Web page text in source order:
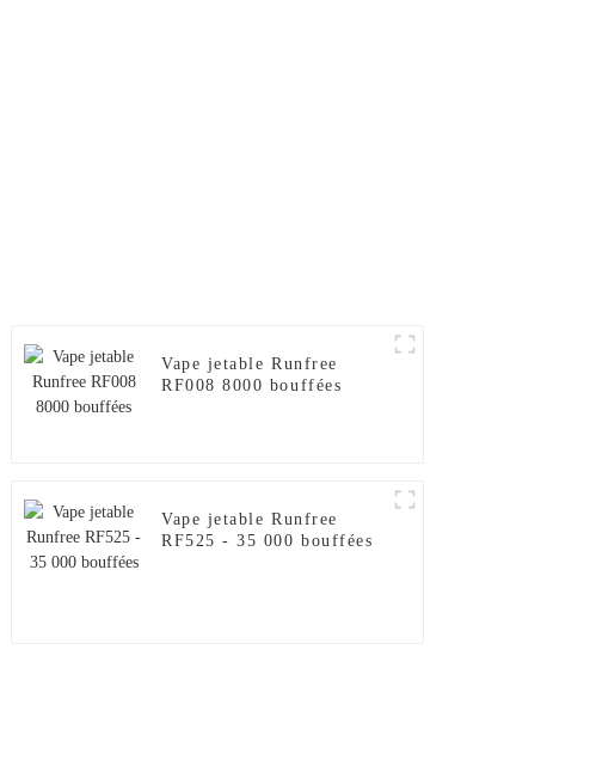
Vape jetable Runfree
RF008 8000 bouffées
Vape jetable Runfree
RF525 - 35 000 bouffées